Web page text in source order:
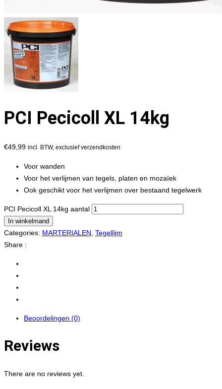
PCI Pecicoll XL 14kg
€49,99 incl. BTW, exclusief verzendkosten
Voor wanden
Voor het verlijmen van tegels, platen en mozaïek
Ook geschikt voor het verlijmen over bestaand tegelwerk
PCI Pecicoll XL 14kg aantal
In winkelmand
Categories: MARTERIALEN, Tegellijm
Share :
Beoordelingen (0)
Reviews
There are no reviews yet.